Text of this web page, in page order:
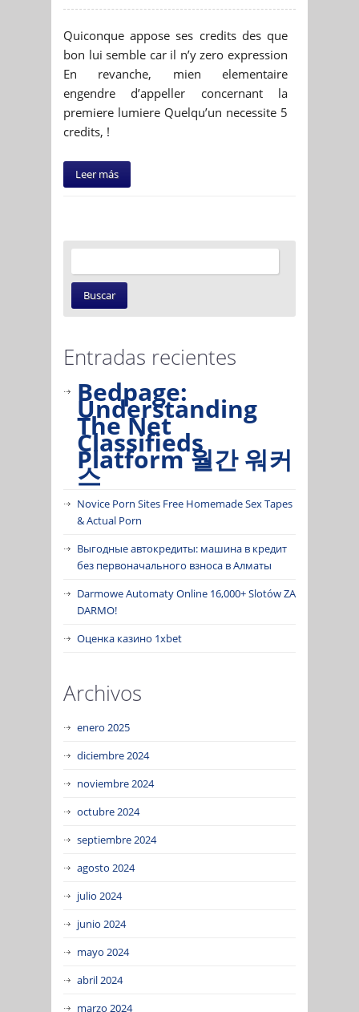
Quiconque appose ses credits des que
bon lui semble car il n’y zero expression
En revanche, mien elementaire
engendre d’appeller concernant la
premiere lumiere Quelqu’un necessite 5
credits, !
Leer más
Entradas recientes
Bedpage:
Understanding
The Net
Classifieds
Platform 월간 워커
스
Novice Porn Sites Free Homemade Sex Tapes
& Actual Porn
Выгодные автокредиты: машина в кредит
без первоначального взноса в Алматы
Darmowe Automaty Online 16,000+ Slotów ZA
DARMO!
Оценка казино 1xbet
Archivos
enero 2025
diciembre 2024
noviembre 2024
octubre 2024
septiembre 2024
agosto 2024
julio 2024
junio 2024
mayo 2024
abril 2024
marzo 2024